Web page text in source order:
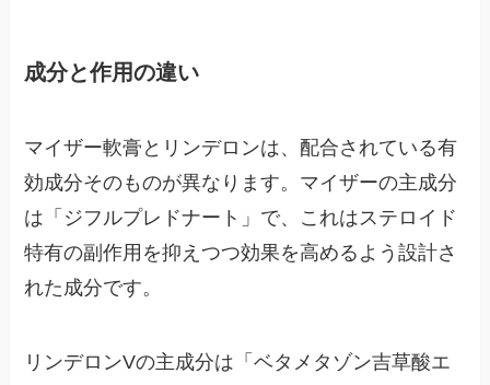
成分と作用の違い
マイザー軟膏とリンデロンは、配合されている有
効成分そのものが異なります。マイザーの主成分
は「ジフルプレドナート」で、これはステロイド
特有の副作用を抑えつつ効果を高めるよう設計さ
れた成分です。
リンデロンVの主成分は「ベタメタゾン吉草酸エ